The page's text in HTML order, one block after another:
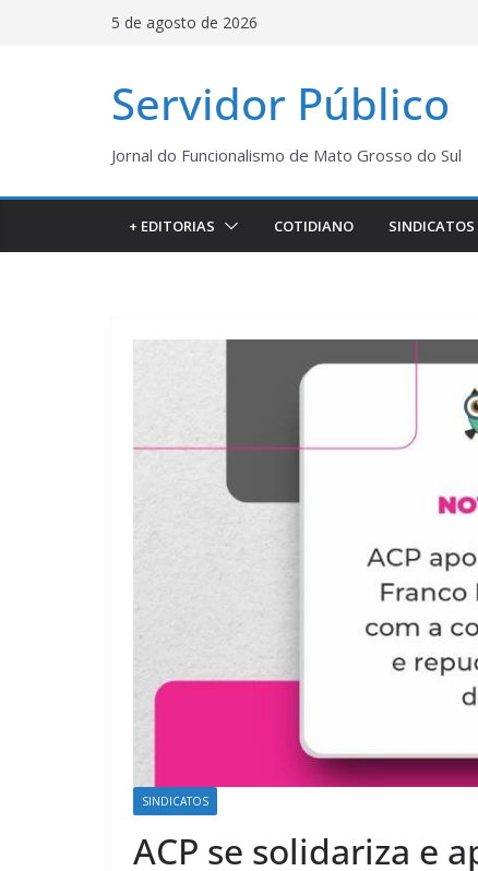
5 de agosto de 2026
Servidor Público
Jornal do Funcionalismo de Mato Grosso do Sul
+ EDITORIAS COTIDIANO SINDICATOS
SINDICATOS
ACP se solidariza e